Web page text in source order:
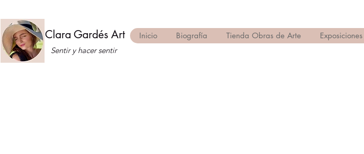
Inicio Biografía Tienda Obras de Arte Exposiciones
Clara Gardés Art
Sentir y hacer sentir